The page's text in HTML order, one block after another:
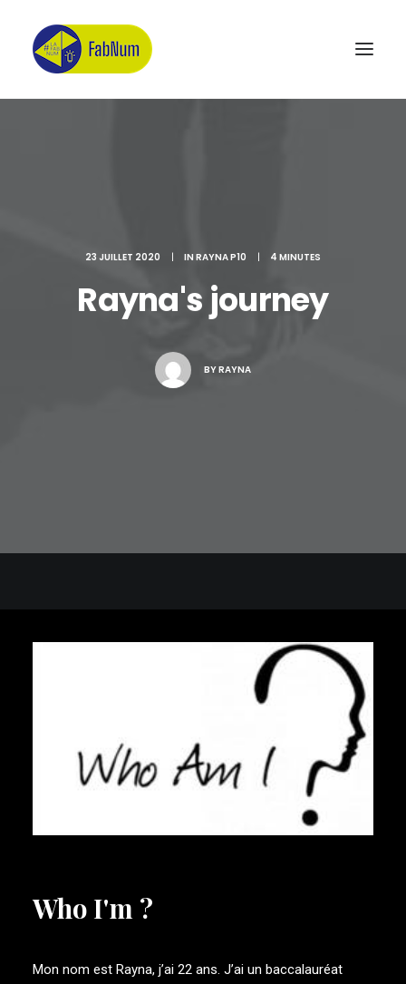
23 JUILLET 2020 | IN RAYNA P10 | 4 MINUTES
Rayna's journey
BYRAYNA
Who I'm ?
Mon nom est Rayna, j’ai 22 ans. J’ai un baccalauréat